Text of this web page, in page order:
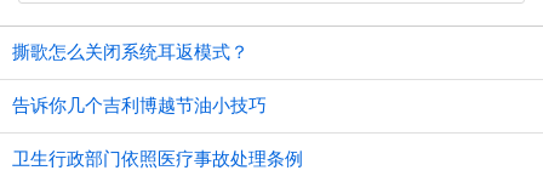
撕歌怎么关闭系统耳返模式？
告诉你几个吉利博越节油小技巧
卫生行政部门依照医疗事故处理条例